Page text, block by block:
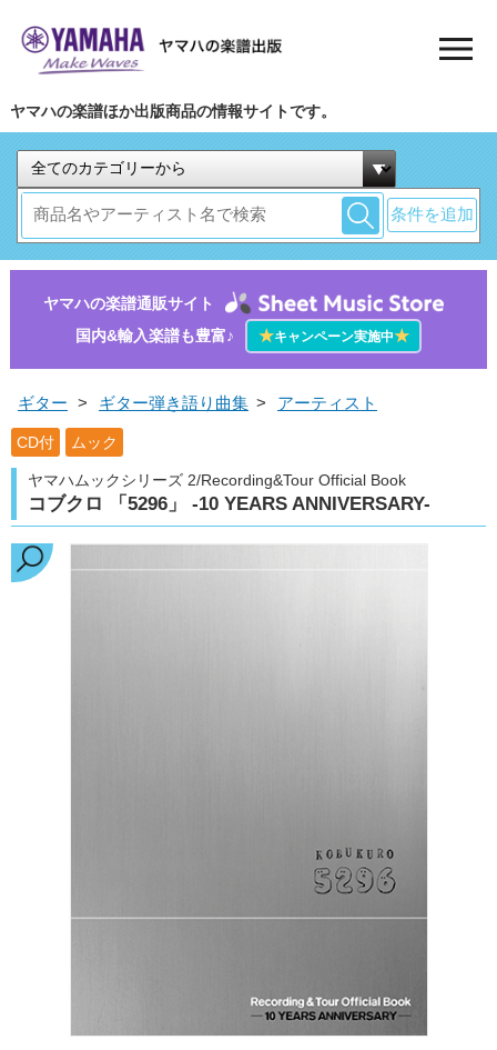
ヤマハの楽譜ほか出版商品の情報サイトです。
条件を追加
ヤマハの楽譜通販サイト
国内&輸入楽譜も豊富♪
★キャンペーン実施中★
ギター > ギター弾き語り曲集 > アーティスト
CD付 ムック
ヤマハムックシリーズ 2/Recording&Tour Official Book
コブクロ 「5296」 -10 YEARS ANNIVERSARY-